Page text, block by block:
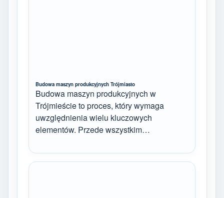
Budowa maszyn produkcyjnych Trójmiasto
Budowa maszyn produkcyjnych w
Trójmieście to proces, który wymaga
uwzględnienia wielu kluczowych
elementów. Przede wszystkim…